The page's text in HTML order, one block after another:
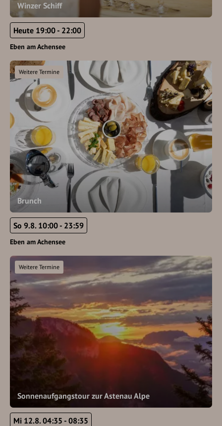
Winzer Schiff
Heute 19:00 - 22:00
Eben am Achensee
Brunch
Weitere Termine
So 9.8. 10:00 - 23:59
Eben am Achensee
Sonnenaufgangstour zur Astenau Alpe
Weitere Termine
Mi 12.8. 04:35 - 08:35